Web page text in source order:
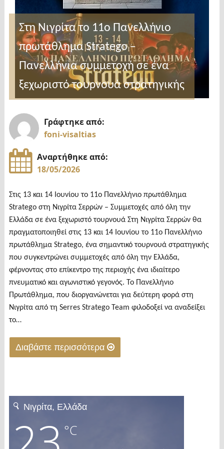
Στη Νιγρίτα το 11o Πανελλήνιο
πρωτάθλημα Stratego –
Πανελλήνια συμμετοχή σε ένα
ξεχωριστό τουρνουά στρατηγικής
Γράφτηκε από:
foni-visaltias
Αναρτήθηκε από:
18/05/2026
Στις 13 και 14 Ιουνίου το 11o Πανελλήνιο πρωτάθλημα
Stratego στη Νιγρίτα Σερρών – Συμμετοχές από όλη την
Ελλάδα σε ένα ξεχωριστό τουρνουά Στη Νιγρίτα Σερρών θα
πραγματοποιηθεί στις 13 και 14 Ιουνίου το 11o Πανελλήνιο
πρωτάθλημα Stratego, ένα σημαντικό τουρνουά στρατηγικής
που συγκεντρώνει συμμετοχές από όλη την Ελλάδα,
φέρνοντας στο επίκεντρο της περιοχής ένα ιδιαίτερο
πνευματικό και αγωνιστικό γεγονός. To Πανελλήνιο
Πρωτάθλημα, που διοργανώνεται για δεύτερη φορά στη
Νιγρίτα από τη Serres Stratego Team φιλοδοξεί να αναδείξει
το…
Διαβάστε περισσότερα
11o
πρωτάθλημα